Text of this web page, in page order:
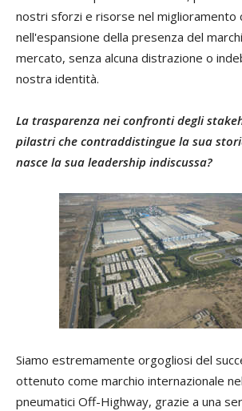
nostri sforzi e risorse nel miglioramento
nell'espansione della presenza del
mercato, senza alcuna distrazione o
nostra identità.
La trasparenza nei confronti degli
pilastri che contraddistingue la sua
nasce la sua leadership indiscussa?
Siamo estremamente orgogliosi del
ottenuto come marchio internazionale
pneumatici Off-Highway, grazie a una